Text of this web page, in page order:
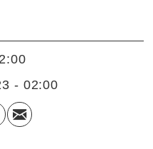
- 02:00